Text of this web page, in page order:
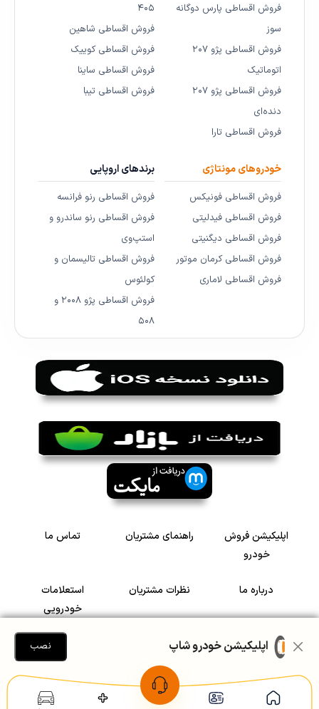
فروش اقساطی پارس دوگانه
سوز
فروش اقساطی پژو ۲۰۷
اتوماتیک
فروش اقساطی پژو ۲۰۷
دنده‌ای
فروش اقساطی تارا
۴۰۵
فروش اقساطی شاهین
فروش اقساطی کوییک
فروش اقساطی ساینا
فروش اقساطی تیبا
خودروهای مونتاژی
فروش اقساطی فونیکس
فروش اقساطی فیدلیتی
فروش اقساطی دیگنیتی
فروش اقساطی کرمان موتور
فروش اقساطی لاماری
برندهای اروپایی
فروش اقساطی رنو فرانسه
فروش اقساطی رنو ساندرو و
استپ‌وی
فروش اقساطی تالیسمان و
کولئوس
فروش اقساطی پژو ۲۰۰۸ و
۵۰۸
اپلیکیشن فروش
خودرو
راهنمای مشتریان تماس ما
درباره ما نظرات مشتریان
استعلامات
خودرویی
سرمایه گذاری در
رضایت مشتریاناپلیکیشن خودرو شاپ نصب